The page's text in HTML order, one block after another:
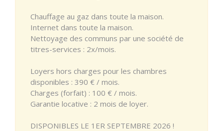
Chauffage au gaz dans toute la maison.
Internet dans toute la maison.
Nettoyage des communs par une société de
titres-services : 2x/mois.
Loyers hors charges pour les chambres
disponibles : 390 € / mois.
Charges (forfait) : 100 € / mois.
Garantie locative : 2 mois de loyer.
DISPONIBLES LE 1ER SEPTEMBRE 2026 !